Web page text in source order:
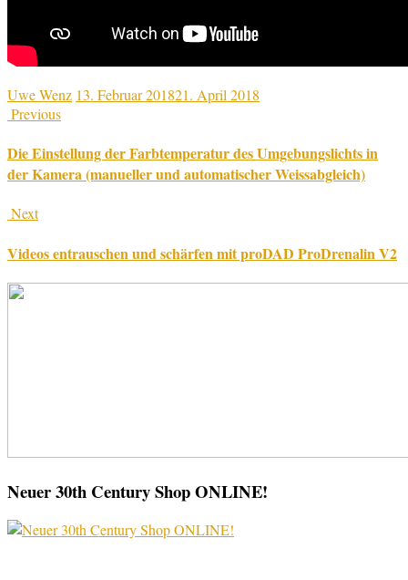
Uwe Wenz 13. Februar 201821. April 2018
Previous
Die Einstellung der Farbtemperatur des Umgebungslichts in
der Kamera (manueller und automatischer Weissabgleich)
Next
Videos entrauschen und schärfen mit proDAD ProDrenalin V2
Neuer 30th Century Shop ONLINE!